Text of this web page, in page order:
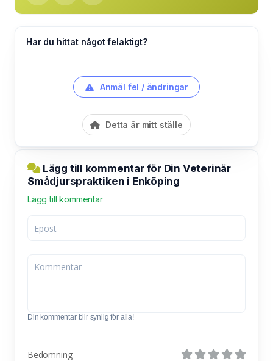
Har du hittat något felaktigt?
Anmäl fel / ändringar
Detta är mitt ställe
Lägg till kommentar för Din Veterinär
Smådjurspraktiken i Enköping
Lägg till kommentar
Din kommentar blir synlig för alla!
Bedömning